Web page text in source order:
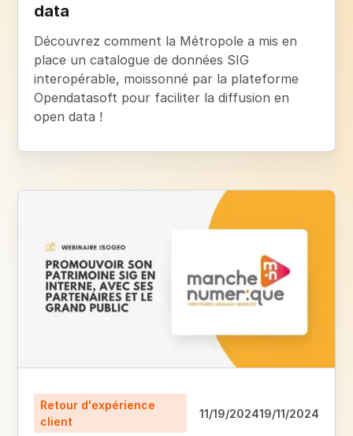
data
Découvrez comment la Métropole a mis en
place un catalogue de données SIG
interopérable, moissonné par la plateforme
Opendatasoft pour faciliter la diffusion en
open data !
Retour d'expérience
client
11/19/202419/11/2024